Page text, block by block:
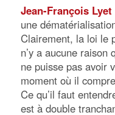
Jean-François Lyet
une
Clairement, la loi le
n’y a aucune raison
ne puisse pas avoir
moment où il
Ce qu’il faut
est à double